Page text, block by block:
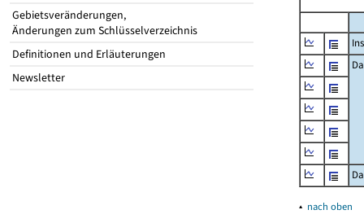
Gebietsveränderungen,
Änderungen zum Schlüsselverzeichnis
Definitionen und Erläuterungen
Newsletter
▴ nach oben